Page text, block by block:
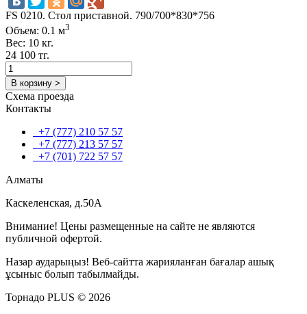
FS 0210. Стол приставной. 790/700*830*756
Объем: 0.1 м3
Вес: 10 кг.
24 100 тг.
В корзину >
Схема проезда
Контакты
+7 (777) 210 57 57
+7 (777) 213 57 57
+7 (701) 722 57 57
Алматы
Каскеленская, д.50А
Внимание! Цены размещенные на сайте не являются
публичной офертой.
Назар аударыңыз! Веб-сайтта жарияланған бағалар ашық
ұсыныс болып табылмайды.
Торнадо PLUS © 2026